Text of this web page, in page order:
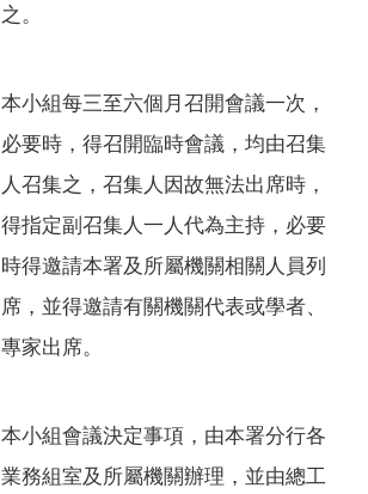
之。
本小組每三至六個月召開會議一次，
必要時，得召開臨時會議，均由召集
人召集之，召集人因故無法出席時，
得指定副召集人一人代為主持，必要
時得邀請本署及所屬機關相關人員列
席，並得邀請有關機關代表或學者、
專家出席。
本小組會議決定事項，由本署分行各
業務組室及所屬機關辦理，並由總工